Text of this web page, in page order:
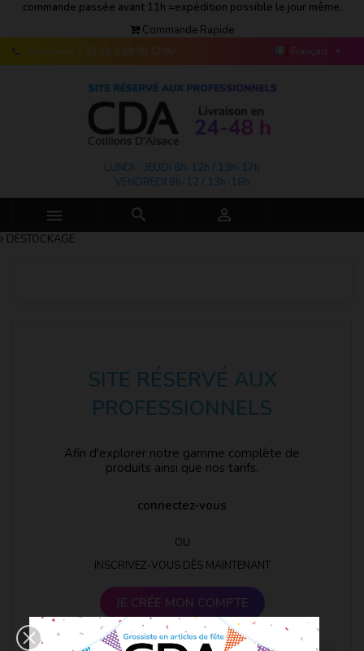
commande passée avant 11h =expédition possible le jour même.
Commande Rapide
Téléphone: + 33 (0) 3 89 30 12 90 Français 
LUNDI - JEUDI 8h-12h / 13h-17h
VENDREDI 8h-12 / 13h-16h
  
DESTOCKAGE
SITE RÉSERVÉ AUX
PROFESSIONNELS
Afin d'explorer notre gamme complète de
produits ainsi que nos tarifs.
connectez-vous
OU
INSCRIVEZ-VOUS DÈS MAINTENANT
JE CRÉE MON COMPTE